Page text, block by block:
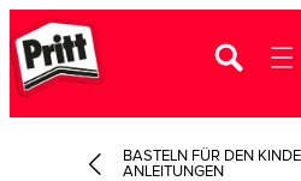
BASTELN FÜR DEN
ANLEITUNGEN